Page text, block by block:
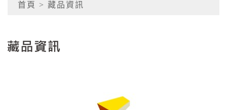
首頁 > 藏品資訊